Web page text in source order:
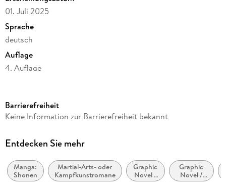
01. Juli 2025
Sprache
deutsch
Auflage
4. Auflage
Altersempfehlung
Reihe
Autor/Autorin
Takeru Hokazono
Barrierefreiheit
Keine Information zur Barrierefreiheit bekannt
Entdecken Sie mehr
Manga:
Shonen
Martial-Arts- oder
Kampfkunstromane
Graphic
Novel /
Comic /
Graphic
Novel /
Comic /